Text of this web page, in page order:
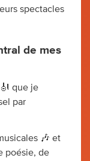
spectacles
de mes
que je
par
🎶 et
poésie, de